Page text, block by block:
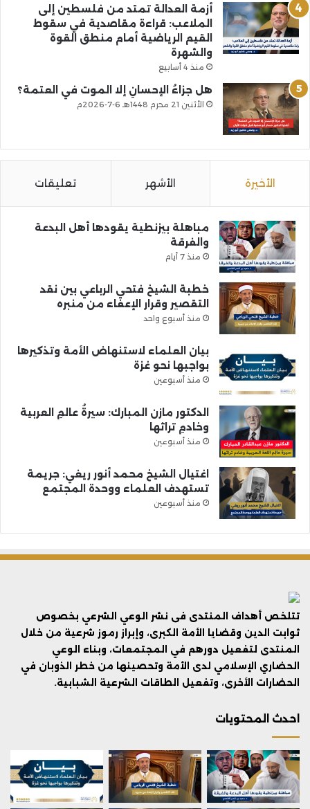
أزمة العدالة تمتد من فلسطين إلى
الملاعب: قراءة مقاصدية في سقوط
القيم الرياضية أمام منطق القوة
والشهرة
منذ 4 أسابيع
هل جزاءُ الإحسانِ إلا الموت في العتمة؟
الأثنين 21 محرم 1448هـ 6-7-2026م
الأخيرة الأشهر تعليقات
مباهلة بيزنطية يقودها أهل البدعة
والفرقة
منذ 7 أيام
خطبة الشيخ فتحي الرباعي بين نقد
التقصير وقرار الإعفاء من منبره
منذ أسبوع واحد
بيان العلماء لاستنهاض الأمة وتذكيرها
بواجبها نحو غزة
منذ أسبوعين
الدكتور مازن المبارك: سيرةُ عالمِ العربية
وخادمِ تراثها
منذ أسبوعين
اغتيال الشيخ محمد أنور ريغي: جريمة
تستهدف العلماء ووحدة المجتمع
منذ أسبوعين
تتلخص أهداف المنتدى فى نشر الوعي الشرعي بخصوص
ثوابت الدين وقضايا الأمة الكبرى، وإبراز رموز شرعية من خلال
المنتدى لتفعيل دورهم في المجتمعات، وبناء الوعي
الحضاري الإسلامي لدى الأمة وتحصينها من خطر الذوبان في
الحضارات الأخرى، وتفعيل الطاقات الشرعية الشبابية.
احدث المحتويات